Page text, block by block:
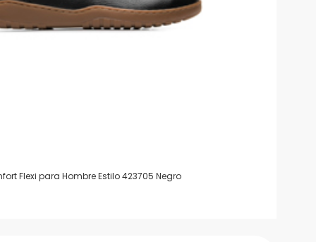
Flexi para Hombre Estilo 423705 Negro